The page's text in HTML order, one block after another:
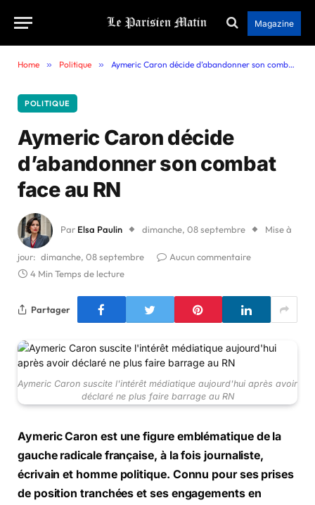
Magazine
Home » Politique » Aymeric Caron décide d’abandonner son combat face au RN
POLITIQUE
Aymeric Caron décide
d’abandonner son combat
face au RN
Par Elsa Paulin dimanche, 08 septembre Mise à
jour: dimanche, 08 septembre
Aucun commentaire
4 Min Temps de lecture
Partager
Aymeric Caron suscite l'intérêt médiatique aujourd'hui après avoir
déclaré ne plus faire barrage au RN
Aymeric Caron est une figure emblématique de la
gauche radicale française, à la fois journaliste,
écrivain et homme politique. Connu pour ses prises
de position tranchées et ses engagements en